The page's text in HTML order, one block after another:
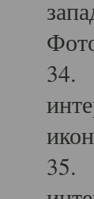
34.
35.